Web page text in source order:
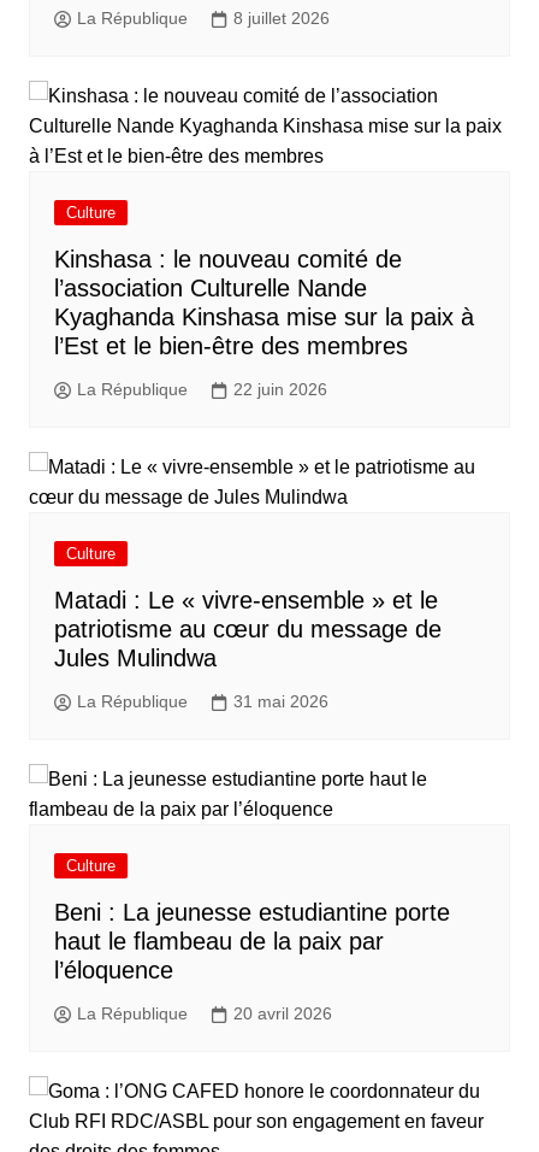
La République 8 juillet 2026
Culture
Kinshasa : le nouveau comité de
l’association Culturelle Nande
Kyaghanda Kinshasa mise sur la paix à
l’Est et le bien-être des membres
La République 22 juin 2026
Culture
Matadi : Le « vivre-ensemble » et le
patriotisme au cœur du message de
Jules Mulindwa
La République 31 mai 2026
Culture
Beni : La jeunesse estudiantine porte
haut le flambeau de la paix par
l’éloquence
La République 20 avril 2026